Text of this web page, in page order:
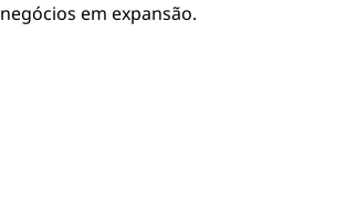
negócios em expansão.